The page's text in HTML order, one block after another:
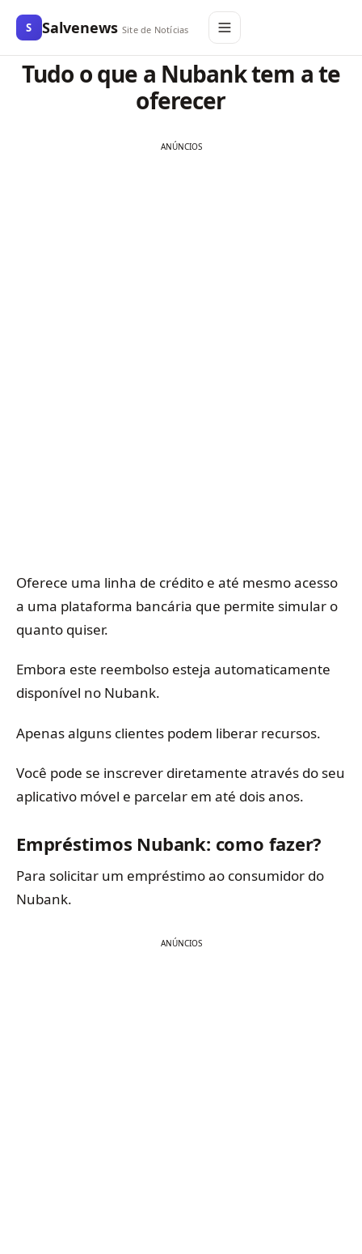
S Salvenews Site de Notícias
Tudo o que a Nubank tem a te
oferecer
ANÚNCIOS
Oferece uma linha de crédito e até mesmo acesso
a uma plataforma bancária que permite simular o
quanto quiser.
Embora este reembolso esteja automaticamente
disponível no Nubank.
Apenas alguns clientes podem liberar recursos.
Você pode se inscrever diretamente através do seu
aplicativo móvel e parcelar em até dois anos.
Empréstimos Nubank: como fazer?
Para solicitar um empréstimo ao consumidor do
Nubank.
ANÚNCIOS